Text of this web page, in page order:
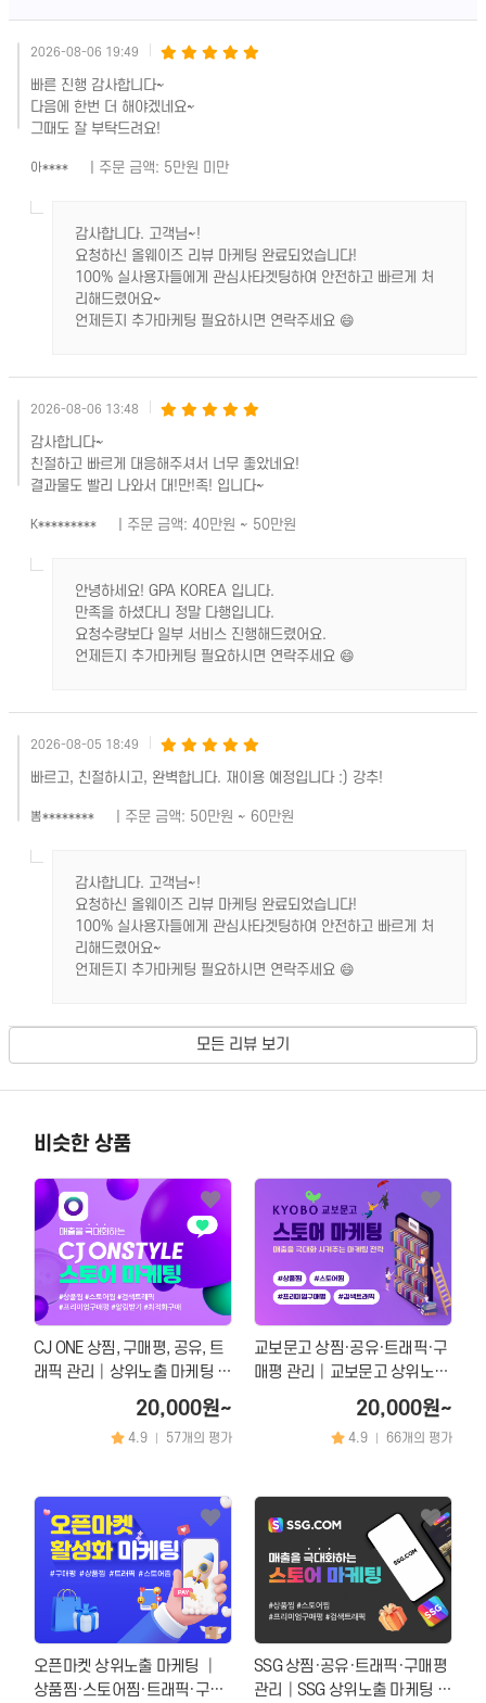
2026-08-06 19:49
빠른 진행 감사합니다~
다음에 한번 더 해야겠네요~
그때도 잘 부탁드려요!
아**** | 주문 금액: 5만원 미만
감사합니다. 고객님~!
요청하신 올웨이즈 리뷰 마케팅 완료되었습니다!
100% 실사용자들에게 관심사타겟팅하여 안전하고 빠르게 처
리해드렸어요~
언제든지 추가마케팅 필요하시면 연락주세요 😄
2026-08-06 13:48
감사합니다~
친절하고 빠르게 대응해주셔서 너무 좋았네요!
결과물도 빨리 나와서 대!만!족! 입니다~
K********* | 주문 금액: 40만원 ~ 50만원
안녕하세요! GPA KOREA 입니다.
만족을 하셨다니 정말 다행입니다.
요청수량보다 일부 서비스 진행해드렸어요.
언제든지 추가마케팅 필요하시면 연락주세요 😄
2026-08-05 18:49
빠르고, 친절하시고, 완벽합니다. 재이용 예정입니다 :) 강추!
뽐******** | 주문 금액: 50만원 ~ 60만원
감사합니다. 고객님~!
요청하신 올웨이즈 리뷰 마케팅 완료되었습니다!
100% 실사용자들에게 관심사타겟팅하여 안전하고 빠르게 처
리해드렸어요~
언제든지 추가마케팅 필요하시면 연락주세요 😄
모든 리뷰 보기
비슷한 상품
CJ ONE 상찜, 구매평, 공유, 트
래픽 관리│상위노출 마케팅 서
20,000원~
4.9 57개의 평가
교보문고 상찜·공유·트래픽·구
매평 관리│교보문고 상위노출
20,000원~
4.9 66개의 평가
오픈마켓 상위노출 마케팅 │
상품찜·스토어찜·트래픽·구매
SSG 상찜·공유·트래픽·구매평
관리│SSG 상위노출 마케팅 서